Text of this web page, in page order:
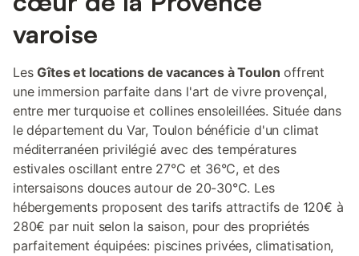
varoise
LesGîtes et locations de vacances à Toulon offrent
une immersion parfaite dans l'art de vivre provençal,
entre mer turquoise et collines ensoleillées. Située dans
le département du Var, Toulon bénéficie d'un climat
méditerranéen privilégié avec des températures
estivales oscillant entre 27°C et 36°C, et des
intersaisons douces autour de 20-30°C. Les
hébergements proposent des tarifs attractifs de 120€ à
280€ par nuit selon la saison, pour des propriétés
parfaitement équipées: piscines privées, climatisation,